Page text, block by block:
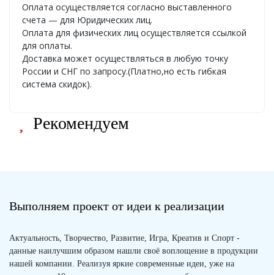
Оплата осуществляется согласно выставленного
счета — для Юридических лиц.
Оплата для физических лиц осуществляется ссылкой
для оплаты.
Доставка может осуществляться в любую точку
России и СНГ по запросу.(Платно,но есть гибкая
система скидок).
Рекомендуем
Выполняем проект от идеи к реализации
Актуальность, Творчество, Развитие, Игра, Креатив и Спорт -
данные наилучшим образом нашли своё воплощение в продукции
нашей компании. Реализуя яркие современные идеи, уже на